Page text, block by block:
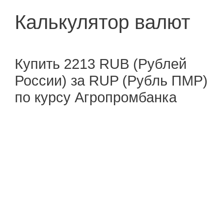
Калькулятор валют
Купить 2213 RUB (Рублей
России) за RUP (Рубль ПМР)
по курсу Агропромбанка